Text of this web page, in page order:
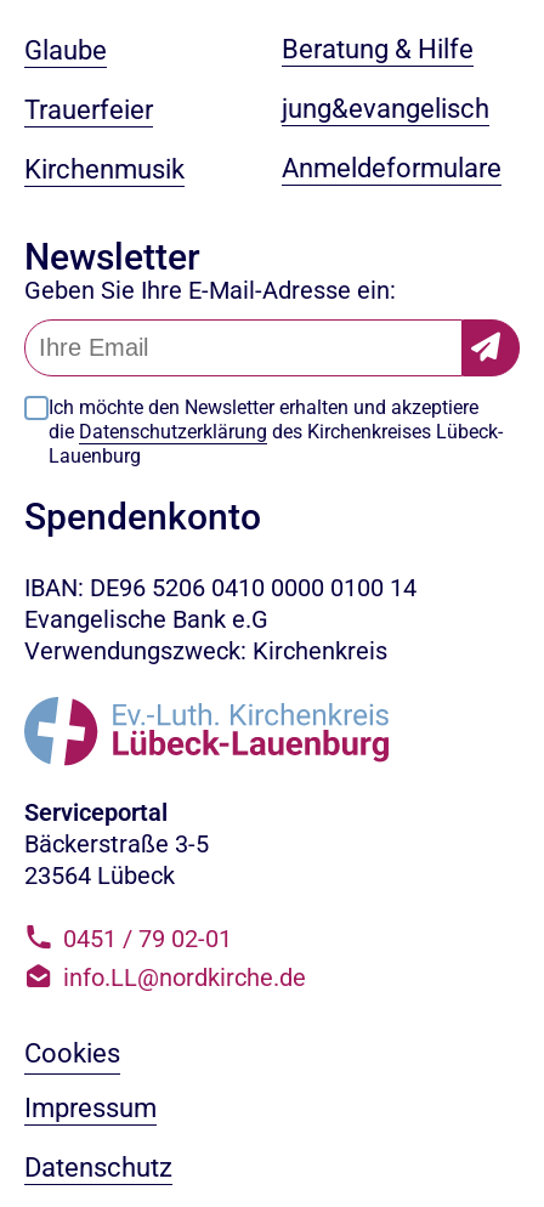
Glaube
Trauerfeier
Kirchenmusik
Beratung & Hilfe
jung&evangelisch
Anmeldeformulare
Newsletter
Geben Sie Ihre E-Mail-Adresse ein:
Ich möchte den Newsletter erhalten und akzeptiere
die Datenschutzerklärung des Kirchenkreises Lübeck-
Lauenburg
Spendenkonto
IBAN: DE96 5206 0410 0000 0100 14
Evangelische Bank e.G
Verwendungszweck: Kirchenkreis
Serviceportal
Bäckerstraße 3-5
23564 Lübeck
0451 / 79 02-01
info.LL@nordkirche.de
Cookies
Impressum
Datenschutz